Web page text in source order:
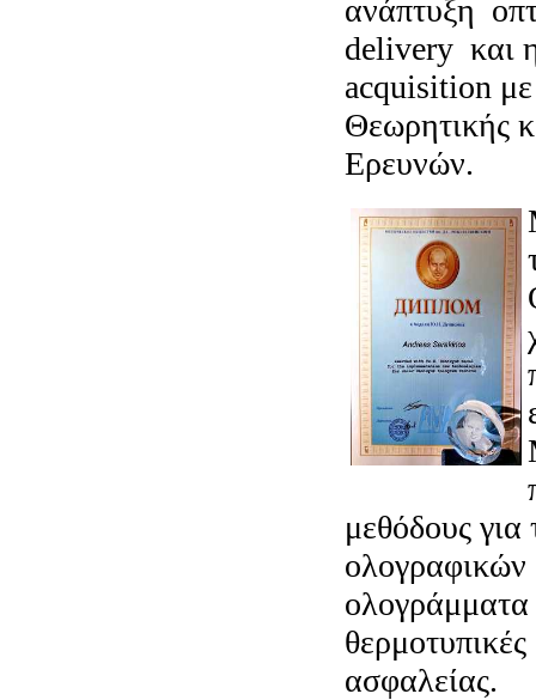
ανάπτυξη
delivery και
acquisition με
Θεωρητικής
Ερευνών.
μεθόδους
ολογραφικών
ολογράμματα
ασφαλείας.